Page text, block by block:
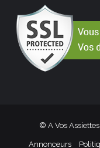
© A Vos
Annonceurs